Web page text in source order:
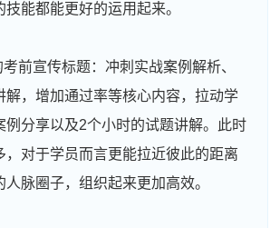
能都能更好的运用起来。
前宣传标题：冲刺实战案例解析、
解，增加通过率等核心内容，拉动学
例分享以及2个小时的试题讲解。此时
，对于学员而言更能拉近彼此的距离
脉圈子，组织起来更加高效。